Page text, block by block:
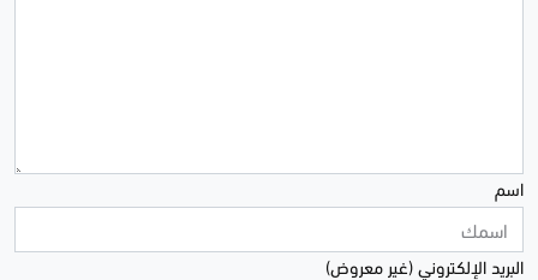
اسم
البريد الإلكتروني (غير معروض)